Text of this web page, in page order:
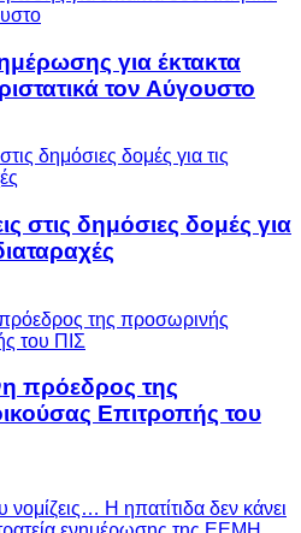
για έκτακτα
τον Αύγουστο
στις δημόσιες δομές για
πρόεδρος της
Επιτροπής του